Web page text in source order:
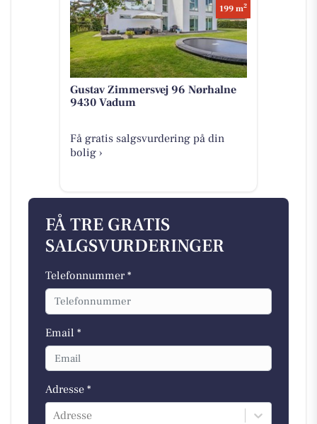
199 m2
Gustav Zimmersvej 96 Nørhalne
9430 Vadum
Få gratis salgsvurdering på din
bolig ›
FÅ TRE GRATIS
SALGSVURDERINGER
Telefonnummer *
Email *
Adresse *
Adresse